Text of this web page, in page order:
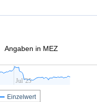
Angaben in MEZ
Jul '25
Einzelwert